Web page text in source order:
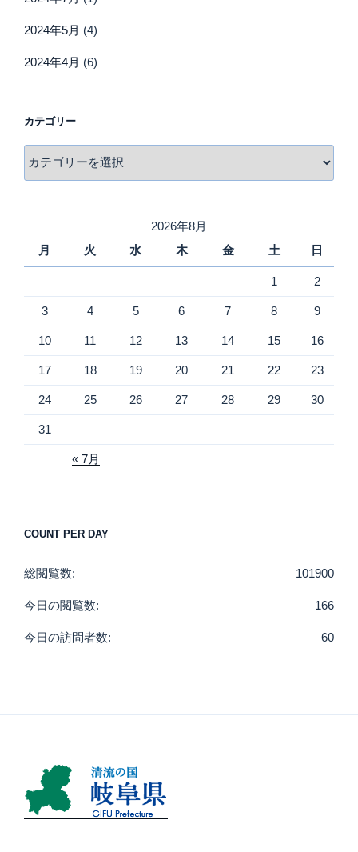
2024年5月 (4)
2024年4月 (6)
カテゴリー
テ
2026年8月
月
火 水 木 金 土 日
1 2
3 4 5 6 7 8 9
10 11 12 13 14 15 16
17 18 19 20 21 22 23
24 25 26 27 28 29 30
31
« 7月
COUNT PER DAY
101900
総閲覧数:
166
今日の閲覧数:
60
今日の訪問者数: